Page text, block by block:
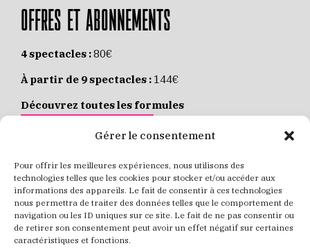
Gérer le consentement
Pour offrir les meilleures expériences, nous utilisons des
technologies telles que les cookies pour stocker et/ou accéder aux
informations des appareils. Le fait de consentir à ces technologies
nous permettra de traiter des données telles que le comportement de
navigation ou les ID uniques sur ce site. Le fait de ne pas consentir ou
de retirer son consentement peut avoir un effet négatif sur certaines
caractéristiques et fonctions.
OFFRES ET ABONNEMENTS
4 spectacles :80€
À partir de 9 spectacles : 144€
Découvrez toutes les formules
JE M’ABONNE EN LIGNE
Places individuelles :de 8 à 35€
Achetez vos places
JE RÉSERVE MES PLACES